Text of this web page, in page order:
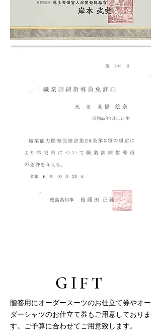
GIFT
贈答用にオーダースーツのお仕立て券やオー
ダーシャツのお仕立て券もご用意しておりま
す。ご予算に合わせてご用意致します。